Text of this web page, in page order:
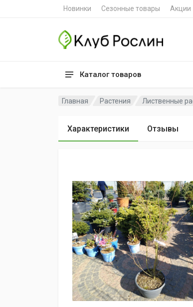
Новинки Сезонные товары Акции
Каталог товаров
Главная Растения Лиственные
Характеристики Отзывы